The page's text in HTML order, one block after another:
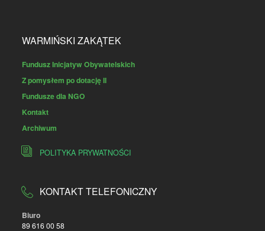
WARMIŃSKI ZAKĄTEK
Fundusz Inicjatyw Obywatelskich
Z pomysłem po dotację II
Fundusze dla NGO
Kontakt
Archiwum
POLITYKA PRYWATNOŚCI
KONTAKT TELEFONICZNY
Biuro
89 616 00 58